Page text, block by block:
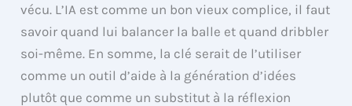
vécu. L’IA est comme un bon vieux complice, il faut
savoir quand lui balancer la balle et quand dribbler
soi-même. En somme, la clé serait de l’utiliser
comme un outil d’aide à la génération d’idées
plutôt que comme un substitut à la réflexion